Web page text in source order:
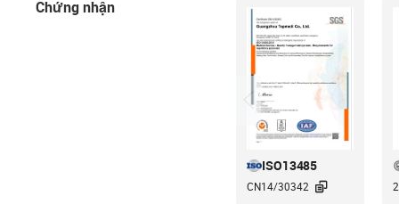
Chứng nhận
ISO13485
CN14/30342 